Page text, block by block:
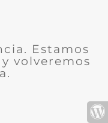
Estamos
volveremos